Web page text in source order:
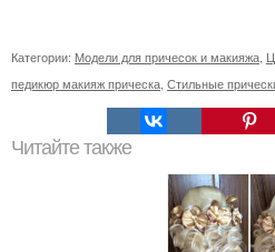
Категории: Модели для причесок и макияжа
педикюр макияж прическа Стильные
Читайте также